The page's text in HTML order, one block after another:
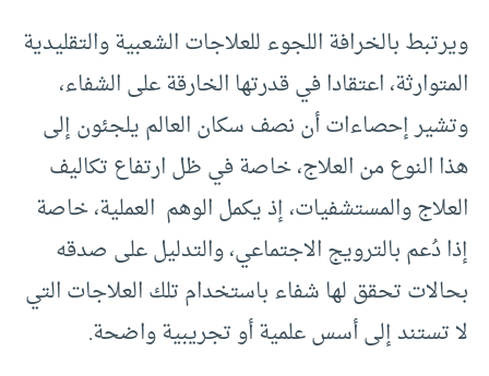
ويرتبط بالخرافة اللجوء للعلاجات الشعبية والتقليدية
المتوارثة، اعتقادا في قدرتها الخارقة على الشفاء،
وتشير إحصاءات أن نصف سكان العالم يلجئون إلى
هذا النوع من العلاج، خاصة في ظل ارتفاع تكاليف
العلاج والمستشفيات، إذ يكمل الوهم العملية، خاصة
إذا دُعم بالترويج الاجتماعي، والتدليل على صدقه
بحالات تحقق لها شفاء باستخدام تلك العلاجات التي
لا تستند إلى أسس علمية أو تجريبية واضحة.